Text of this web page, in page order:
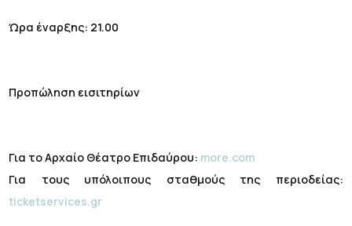
Ώρα έναρξης: 21.00
Προπώληση εισιτηρίων
Για το Αρχαίο Θέατρο Επιδαύρου: more.com
Για τους υπόλοιπους σταθμούς της περιοδείας:
ticketservices.gr